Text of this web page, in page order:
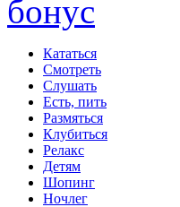
Кататься
Смотреть
Слушать
Есть, пить
Размяться
Клубиться
Релакс
Детям
Шопинг
Ночлег